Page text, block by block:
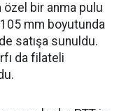
özel bir anma pulu
105 mm boyutunda
satışa sunuldu.
da filateli